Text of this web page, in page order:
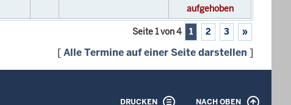
aufgehoben
Seite 1 von 4 1 2 3 »
[Alle Termine auf einer Seite darstellen ]
DRUCKEN NACH OBEN